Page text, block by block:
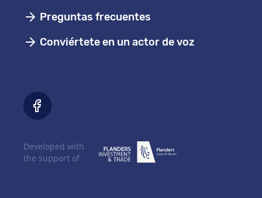
Preguntas frecuentes
Conviértete en un actor de voz
Developed with
the support of